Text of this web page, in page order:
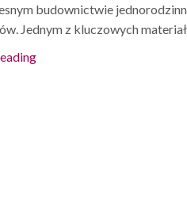
budownictwie
Jednym z kluczowych